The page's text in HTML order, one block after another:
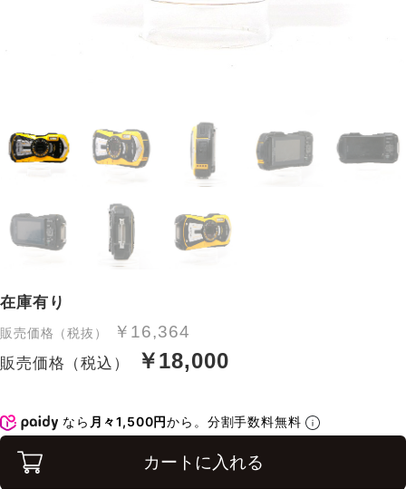
在庫有り
販売価格（税抜） ￥16,364
販売価格（税込） ￥18,000
なら 月々1,500円から。分割手数料無料
カートに入れる